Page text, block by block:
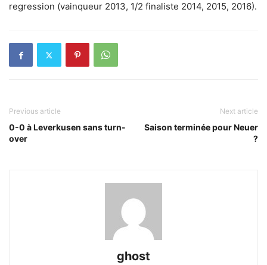
regression (vainqueur 2013, 1/2 finaliste 2014, 2015, 2016).
Previous article
0-0 à Leverkusen sans turn-
over
Next article
Saison terminée pour Neuer
?
ghost